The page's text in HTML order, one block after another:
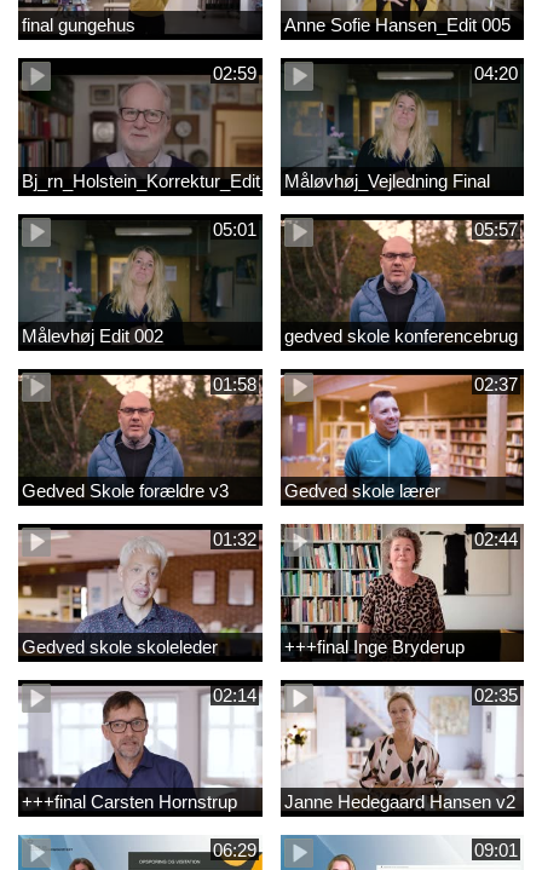
final gungehus Anne Sofie Hansen_Edit 005
02:59 04:20
Måløvhøj_Vejledning Final
05:01
Målevhøj Edit 002
05:57
gedved skole konferencebrug
01:58
Gedved Skole forældre v3
02:37
Gedved skole lærer
01:32
Gedved skole skoleleder
02:44
+++final Inge Bryderup
02:14
+++final Carsten Hornstrup
02:35
Janne Hedegaard Hansen v2
06:29 09:01